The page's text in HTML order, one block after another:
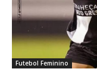
Futebol Feminino